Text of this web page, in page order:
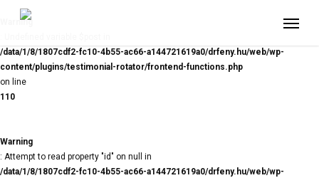
Warning
/data/1/8/1807cdf2-fc10-4b55-ac66-a144721619a0/drfeny.hu/web/wp-
content/plugins/testimonial-rotator/frontend-functions.php
on line
110
Warning
: Attempt to read property "id" on null in
/data/1/8/1807cdf2-fc10-4b55-ac66-a144721619a0/drfeny.hu/web/wp-
content